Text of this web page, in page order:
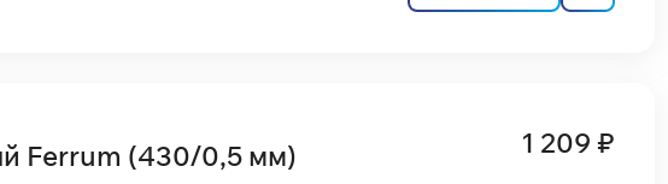
Ferrum (430/0,5 мм)
1 209 ₽